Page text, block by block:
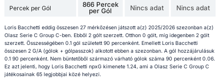
Percek per Gól
866 Percek
per Gól
Nincs adat Nincs adat
Loris Bacchetti eddig összesen 27 mérkőzésen játszott a(z) 2025/2026 szezonban a(z)
Olasz Serie C Group C-ben. Ebből 2 gólt szerzett. Otthon 0 gólt, míg idegenben 2 gólt
szerzett. Összességében 0.1 gól született 90 percenként. Emellett Loris Bacchetti
összesen 2 G/A (gólok + gólpasszok) alkotott ebben a szezonban. A gól hozzájárulásuk
0.1 90 percenként. Nem büntetőből származó várható gólok száma 90 percenként 0.06.
Ez azt jelenti, hogy Loris Bacchetti npxG kimenete 1.24, ami a Olasz Serie C Group C
játékosainak 65 legjobbjai közé helyezi.